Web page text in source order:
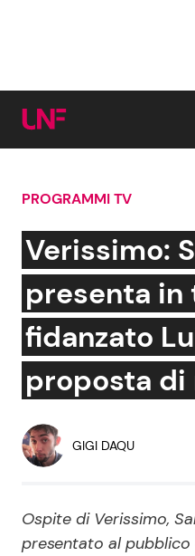
Cerca:
News e Cronaca
Attualità Italiana
Economia
Persone Scomparse
Politica
PROGRAMMI TV
Verissimo:
presenta in
fidanzato
proposta
GIGI DAQU
Ospite di Verissimo,
presentato al